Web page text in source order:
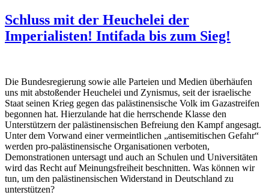
Schluss mit der Heuchelei der
Imperialisten! Intifada bis zum Sieg!
Die Bundesregierung sowie alle Parteien und Medien überhäufen
uns mit abstoßender Heuchelei und Zynismus, seit der israelische
Staat seinen Krieg gegen das palästinensische Volk im Gazastreifen
begonnen hat. Hierzulande hat die herrschende Klasse den
Unterstützern der palästinensischen Befreiung den Kampf angesagt.
Unter dem Vorwand einer vermeintlichen „antisemitischen Gefahr“
werden pro-palästinensische Organisationen verboten,
Demonstrationen untersagt und auch an Schulen und Universitäten
wird das Recht auf Meinungsfreiheit beschnitten. Was können wir
tun, um den palästinensischen Widerstand in Deutschland zu
unterstützen?